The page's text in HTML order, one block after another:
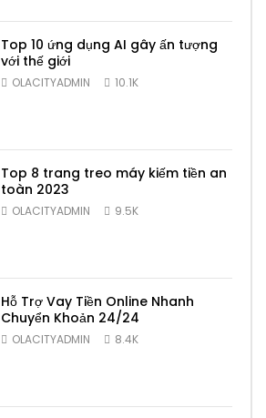
Top 10 ứng dụng AI gây ấn tượng
với thế giới
OLACITYADMIN 10.1K
Top 8 trang treo máy kiếm tiền an
toàn 2023
OLACITYADMIN 9.5K
Hỗ Trợ Vay Tiền Online Nhanh
Chuyển Khoản 24/24
OLACITYADMIN 8.4K